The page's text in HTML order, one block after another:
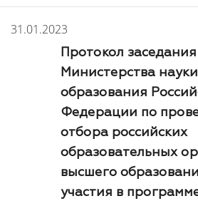
31.01.2023
Протокол
Министерства
образования
Федерации по
отбора российских
образовательных
высшего
участия в